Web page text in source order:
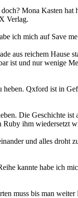
Mona Kasten
Verlag.
ich mich auf Save
aus reichem
und nur wenige
Qxford ist in
Die Geschichte
ihm
und alles droht
kannte habe ich
muss bis man weiter